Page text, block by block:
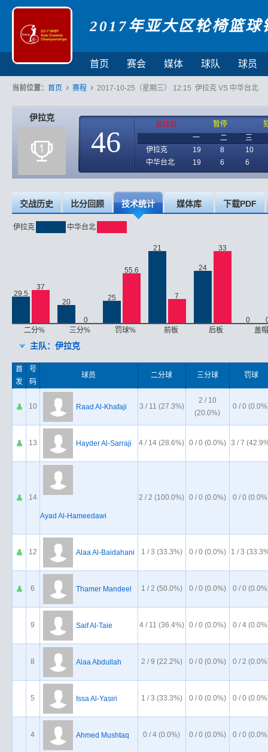
2017年亚大区轮椅篮球
首页 赛会 媒体 球队 球员
当前位置： 首页 赛程 2017-10-25（星期三） 12:15 伊拉克 VS 中华台北
伊拉克
46
总比分 暂停
一
二
三
伊拉克
19 8
10
中华台北
19 6 6
交战历史 比分回顾 技术统计 媒体库 下载PDF
伊拉克 中华台北
29.5
37
二分%
20
0
三分%
25
55.6
罚球%
21
7
前板
24
33
后板
0
盖
主队：伊拉克
首
发
号
码
球员 二分球 三分球 罚球
10 Raad Al-Khafaji 3 / 11 (27.3%)
2 / 10
(20.0%)
0 / 0
13 Hayder Al-Sarraji 4 / 14 (28.6%) 0 / 0 (0.0%) 3 / 7
14
Ayad Al-Hameedawi
2 / 2 (100.0%) 0 / 0 (0.0%) 0 / 0
12 Alaa Al-Baidahani 1 / 3 (33.3%) 0 / 0 (0.0%) 1 / 3
6 Thamer Mandeel 1 / 2 (50.0%) 0 / 0 (0.0%) 0 / 0
9 Saif Al-Taie 4 / 11 (36.4%) 0 / 0 (0.0%) 0 / 4
8 Alaa Abdullah 2 / 9 (22.2%) 0 / 0 (0.0%) 0 / 2
5 Issa Al-Yasiri 1 / 3 (33.3%) 0 / 0 (0.0%) 0 / 0
4 Ahmed Mushtaq 0 / 4 (0.0%) 0 / 0 (0.0%) 0 / 0